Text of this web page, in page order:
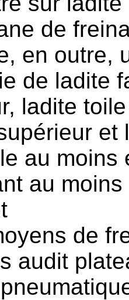
de
en outre,
de ladite
ladite
et
au moins
au
de
audit